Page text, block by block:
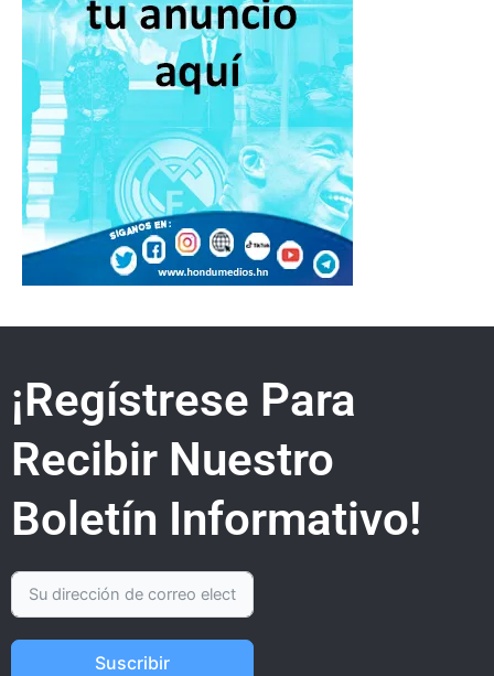
¡Regístrese Para
Recibir Nuestro
Boletín Informativo!
Suscribir